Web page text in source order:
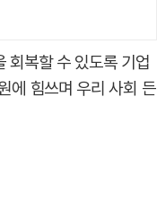
회복할 수 있도록 기업
에 힘쓰며 우리 사회 든